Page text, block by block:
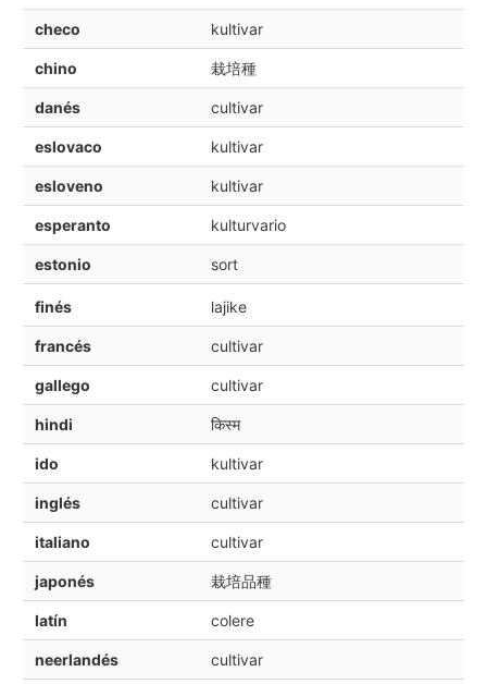
checo kultivar
chino 栽培種
danés cultivar
eslovaco kultivar
esloveno kultivar
esperanto kulturvario
estonio sort
finés lajike
francés cultivar
gallego cultivar
hindi किस्म
ido kultivar
inglés cultivar
italiano cultivar
japonés 栽培品種
latín colere
neerlandés cultivar